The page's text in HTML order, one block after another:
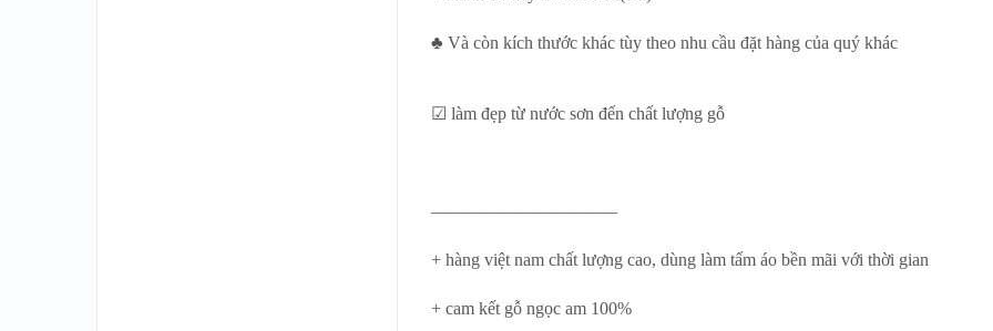
♣ Và còn kích thước khác tùy theo nhu cầu đặt hàng của quý khác
☑ làm đẹp từ nước sơn đến chất lượng gỗ
——————————–
+ hàng việt nam chất lượng cao, dùng làm tấm áo bền mãi với thời gian
+ cam kết gỗ ngọc am 100%